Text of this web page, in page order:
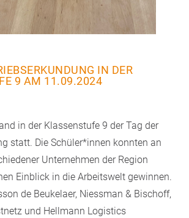
IN DER
9 AM 11.09.2024
in der Klassenstufe 9 der Tag der
statt. Die Schüler*innen konnten an
Unternehmen der Region
Einblick in die Arbeitswelt gewinnen.
de Beukelaer, Niessman & Bischoff,
und Hellmann Logistics